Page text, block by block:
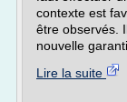
contexte est
être observés.
nouvelle
Lire la suite